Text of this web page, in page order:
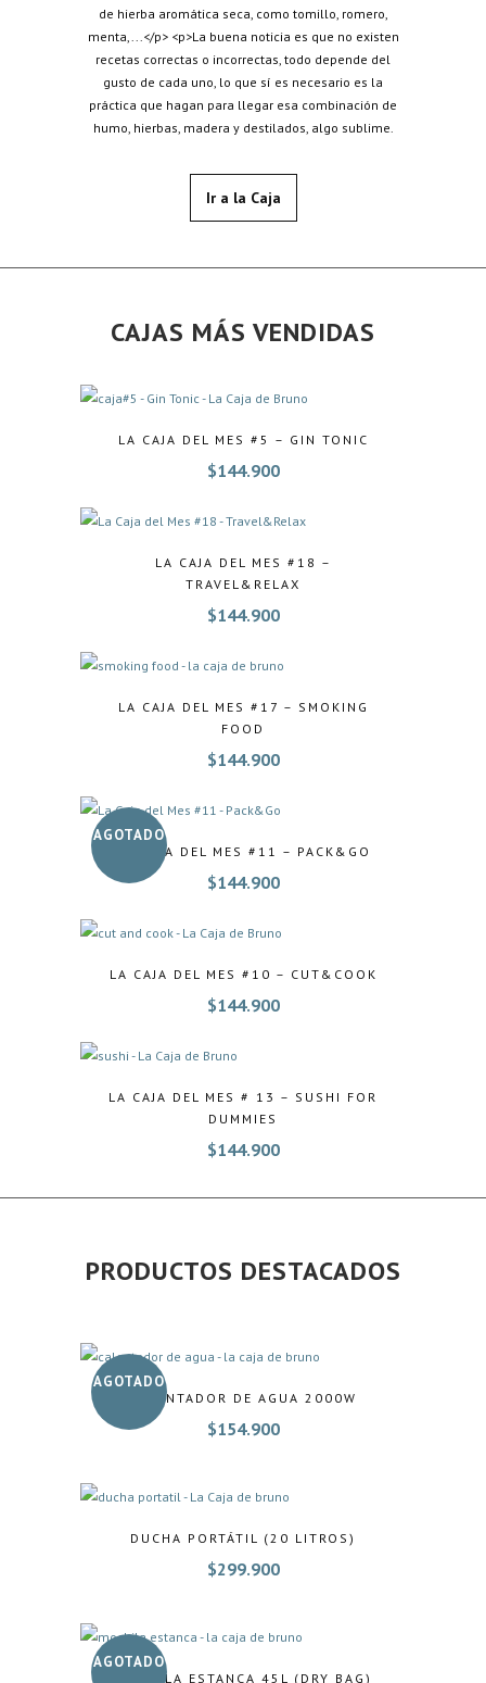
de hierba aromática seca, como tomillo, romero,
menta,...</p> <p>La buena noticia es que no existen
recetas correctas o incorrectas, todo depende del
gusto de cada uno, lo que sí es necesario es la
práctica que hagan para llegar esa combinación de
humo, hierbas, madera y destilados, algo sublime.
Ir a la Caja
CAJAS MÁS VENDIDAS
LA CAJA DEL MES #5 – GIN TONIC
$144.900
LA CAJA DEL MES #18 –
TRAVEL&RELAX
$144.900
LA CAJA DEL MES #17 – SMOKING
FOOD
$144.900
AGOTADO
LA CAJA DEL MES #11 – PACK&GO
$144.900
LA CAJA DEL MES #10 – CUT&COOK
$144.900
LA CAJA DEL MES # 13 – SUSHI FOR
DUMMIES
$144.900
PRODUCTOS DESTACADOS
AGOTADO
CALENTADOR DE AGUA 2000W
$154.900
DUCHA PORTÁTIL (20 LITROS)
$299.900
AGOTADO
MOCHILA ESTANCA 45L (DRY BAG)